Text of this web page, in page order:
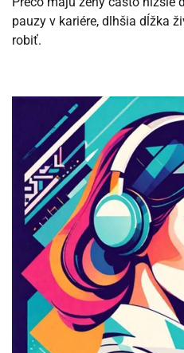
pauzy v kariére, dlhšia dĺžka
robiť.